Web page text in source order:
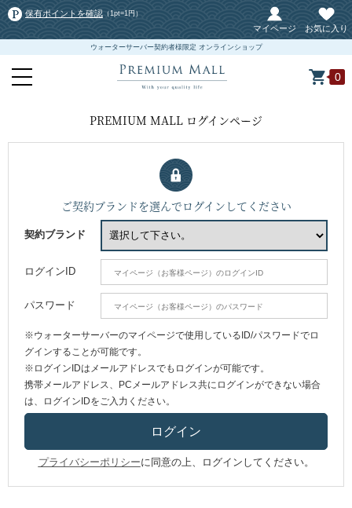
保有ポイントを確認 （1pt=1円）
マイページ お気に入り
ウォーターサーバー契約者様限定 オンラインショップ
0
PREMIUM MALL ログインページ
ご契約ブランドを選んでログインしてください
契約ブランド
ログインID
パスワード
※ウォーターサーバーのマイページで使用しているID/パスワードでロ
グインすることが可能です。
※ログインIDはメールアドレスでもログインが可能です。
携帯メールアドレス、PCメールアドレス共にログインができない場合
は、ログインIDをご入力ください。
プライバシーポリシーに同意の上、ログインしてください。